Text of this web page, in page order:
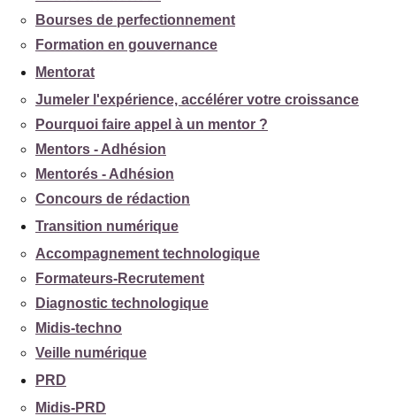
Bourses de perfectionnement
Formation en gouvernance
Mentorat
Jumeler l'expérience, accélérer votre croissance
Pourquoi faire appel à un mentor ?
Mentors - Adhésion
Mentorés - Adhésion
Concours de rédaction
Transition numérique
Accompagnement technologique
Formateurs-Recrutement
Diagnostic technologique
Midis-techno
Veille numérique
PRD
Midis-PRD